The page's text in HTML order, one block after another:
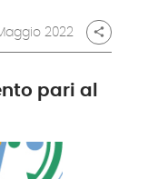
2022 share
pari al